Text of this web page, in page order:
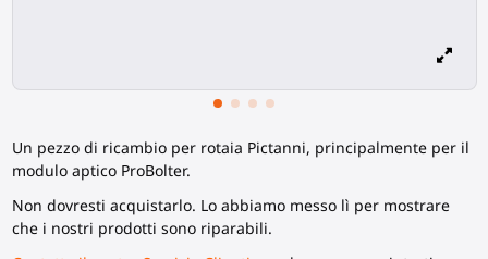
Un pezzo di ricambio per rotaia Pictanni, principalmente per il
modulo aptico ProBolter.
Non dovresti acquistarlo. Lo abbiamo messo lì per mostrare
che i nostri prodotti sono riparabili.